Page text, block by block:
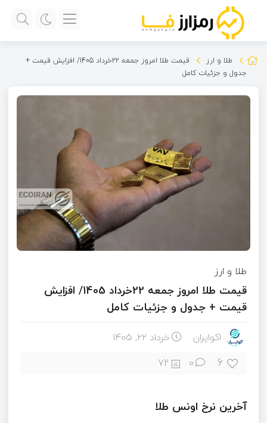
طلا و ارز
قیمت طلا امروز جمعه 22خرداد 1405/ افزایش قیمت +
جدول و جزئیات کامل
طلا و ارز
قیمت طلا امروز جمعه 22خرداد 1405/ افزایش
قیمت + جدول و جزئیات کامل
اکوایران خرداد ۲۲, ۱۴۰۵
6
0
72
آخرین نرخ اونس طلا